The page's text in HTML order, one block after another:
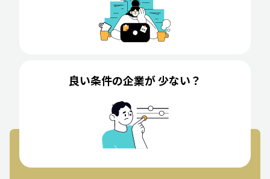
良い条件の企業が 少ない？